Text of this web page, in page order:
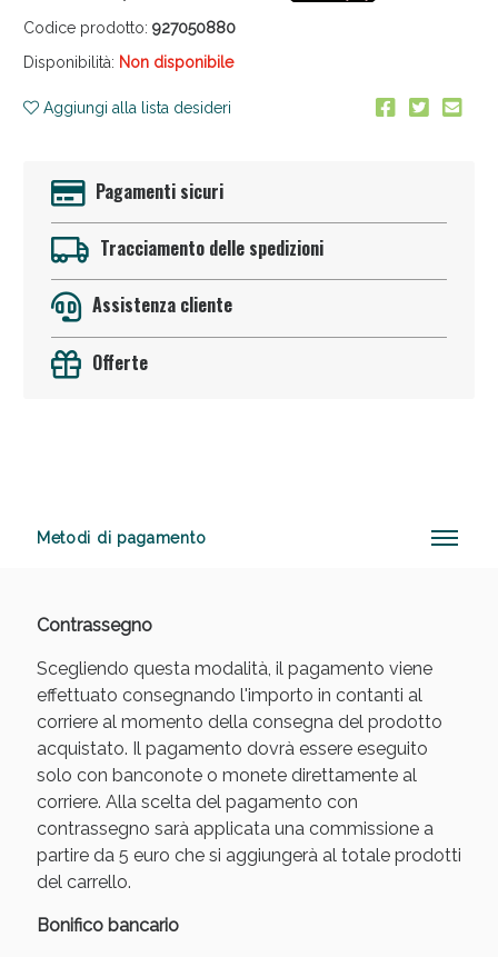
Codice prodotto: 927050880
Disponibilità: Non disponibile
Aggiungi alla lista desideri
Pagamenti sicuri
Tracciamento delle spedizioni
Assistenza cliente
Offerte
Metodi di pagamento
Contrassegno
Scegliendo questa modalità, il pagamento viene
effettuato consegnando l'importo in contanti al
corriere al momento della consegna del prodotto
acquistato. Il pagamento dovrà essere eseguito
solo con banconote o monete direttamente al
corriere. Alla scelta del pagamento con
contrassegno sarà applicata una commissione a
partire da 5 euro che si aggiungerà al totale prodotti
del carrello.
Bonifico bancario
Anticellulite e Fanghi: Sconto fino al 40% valido
oggi!